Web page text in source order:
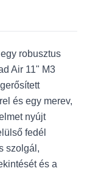
robusztus
Air 11" M3
és egy merev,
nyújt
fedél
szolgál,
és a